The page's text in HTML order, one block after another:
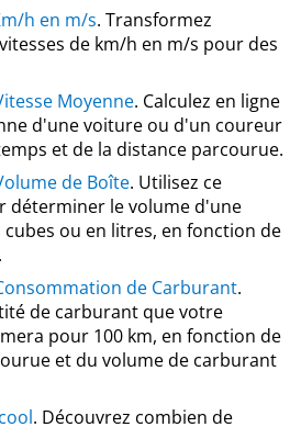
h en m/s. Transformez
de km/h en m/s pour des
Moyenne. Calculez en ligne
d'une voiture ou d'un coureur
et de la distance parcourue.
de Boîte. Utilisez ce
déterminer le volume d'une
ou en litres, en fonction de
de Carburant.
de carburant que votre
pour 100 km, en fonction de
et du volume de carburant
. Découvrez combien de